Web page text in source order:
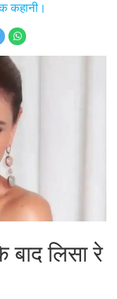
कहानी।
बाद लिसा रे